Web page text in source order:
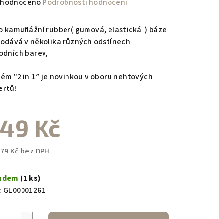
Podrobnosti hodnocení
kamuflážní rubber( gumová, elastická ) báze
v několika různých odstínech
barev,
"2 in 1” je novinkou v oboru nehtových
Kč
Kč bez DPH
(1 ks)
GL00001261